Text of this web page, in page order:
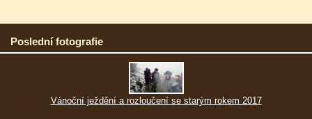
Poslední fotografie
Vánoční ježdění a rozloučení se starým rokem 2017